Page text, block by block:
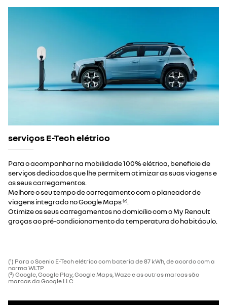
serviços E-Tech elétrico
Para o acompanhar na mobilidade 100% elétrica, beneficie de
serviços dedicados que lhe permitem otimizar as suas viagens e
os seus carregamentos.
Melhore o seu tempo de carregamento com o planeador de
viagens integrado no Google Maps (2)
Otimize os seus carregamentos no domicílio com o My Renault
graças ao pré-condicionamento da temperatura do habitáculo.
(¹) Para o Scenic E-Tech elétrico com bateria de 87 kWh, de acordo com a
norma WLTP
(²) Google, Google Play, Google Maps, Waze e as outras marcas são
marcas da Google LLC.